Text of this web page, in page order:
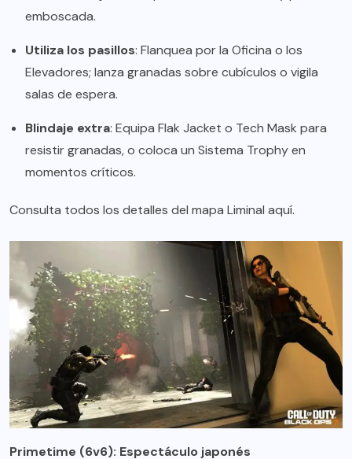
emboscada.
Utiliza los pasillos: Flanquea por la Oficina o los
Elevadores; lanza granadas sobre cubículos o vigila
salas de espera.
Blindaje extra: Equipa Flak Jacket o Tech Mask para
resistir granadas, o coloca un Sistema Trophy en
momentos críticos.
Consulta todos los detalles del mapa Liminal aquí.
Primetime (6v6): Espectáculo japonés